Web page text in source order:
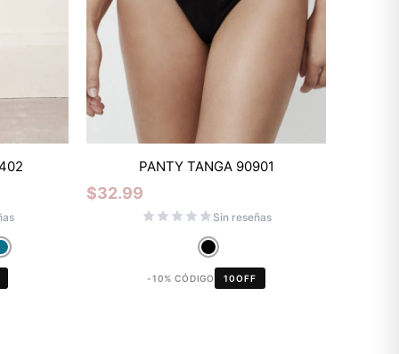
PANTY TANGA 90901
$32.99
Sin reseñas
-10% CÓDIGO 10OFF
Mixtwo - Lencería y Ropa
Gracias por visitarnos. Te asesoramos